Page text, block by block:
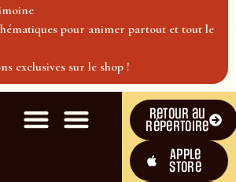
pour animer partout et tout le
exclusives sur le shop !
Retour au
répertoire
Apple
Store